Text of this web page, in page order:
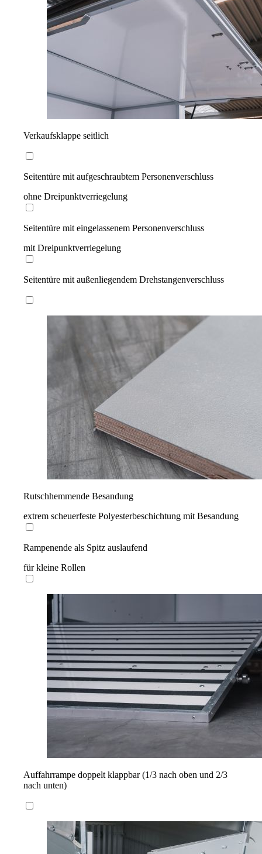
Verkaufsklappe seitlich
Seitentüre mit aufgeschraubtem Personenverschluss
ohne Dreipunktverriegelung
Seitentüre mit eingelassenem Personenverschluss
mit Dreipunktverriegelung
Seitentüre mit außenliegendem Drehstangenverschluss
Rutschhemmende Besandung
extrem scheuerfeste Polyesterbeschichtung mit Besandung
Rampenende als Spitz auslaufend
für kleine Rollen
Auffahrrampe doppelt klappbar (1/3 nach oben und 2/3
nach unten)